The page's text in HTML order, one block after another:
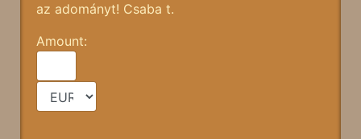
az adományt! Csaba t.
Amount: